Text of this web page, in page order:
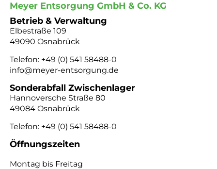
Meyer Entsorgung GmbH & Co. KG
Betrieb & Verwaltung
Elbestraße 109
49090 Osnabrück
Telefon: +49 (0) 541 58488-0
info@meyer-entsorgung.de
Sonderabfall Zwischenlager
Hannoversche Straße 80
49084 Osnabrück
Telefon: +49 (0) 541 58488-0
Öffnungszeiten
Montag bis Freitag